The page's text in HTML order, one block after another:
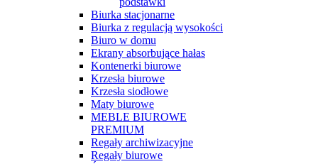
Biurka stacjonarne
Biurka z regulacją wysokości
Biuro w domu
Ekrany absorbujące hałas
Kontenerki biurowe
Krzesła biurowe
Krzesła siodłowe
Maty biurowe
MEBLE BIUROWE
PREMIUM
Regały archiwizacyjne
Regały biurowe